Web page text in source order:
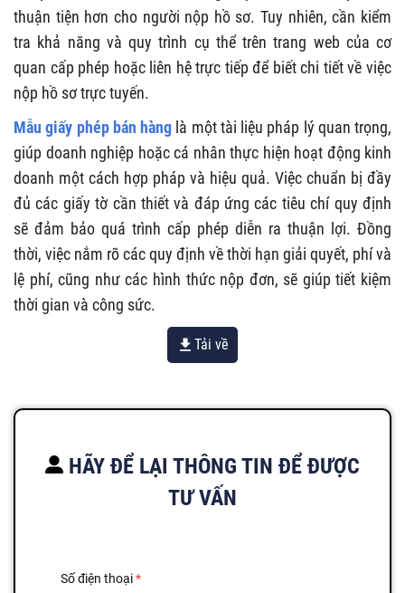
thuận tiện hơn cho người nộp hồ sơ. Tuy nhiên, cần kiểm
tra khả năng và quy trình cụ thể trên trang web của cơ
quan cấp phép hoặc liên hệ trực tiếp để biết chi tiết về việc
nộp hồ sơ trực tuyến.
Mẫu giấy phép bán hàng là một tài liệu pháp lý quan trọng,
giúp doanh nghiệp hoặc cá nhân thực hiện hoạt động kinh
doanh một cách hợp pháp và hiệu quả. Việc chuẩn bị đầy
đủ các giấy tờ cần thiết và đáp ứng các tiêu chí quy định
sẽ đảm bảo quá trình cấp phép diễn ra thuận lợi. Đồng
thời, việc nắm rõ các quy định về thời hạn giải quyết, phí và
lệ phí, cũng như các hình thức nộp đơn, sẽ giúp tiết kiệm
thời gian và công sức.
Tải về
HÃY ĐỂ LẠI THÔNG TIN ĐỂ ĐƯỢC
TƯ VẤN